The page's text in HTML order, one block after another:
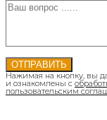
ОТПРАВИТЬ
Нажимая на кнопку, вы
и ознакомлены с
пользовательским